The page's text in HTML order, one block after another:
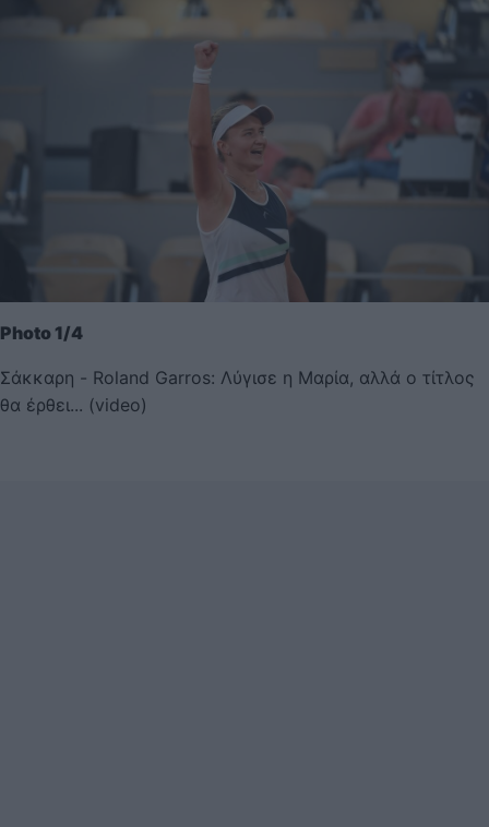
Photo 1/4
Σάκκαρη - Roland Garros: Λύγισε η Μαρία, αλλά ο τίτλος
θα έρθει... (video)